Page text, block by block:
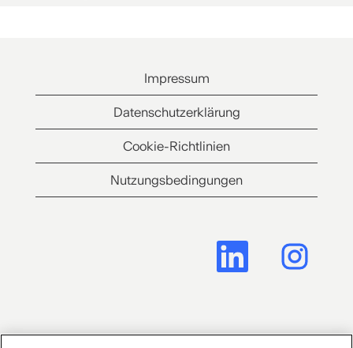
Impressum
Datenschutzerklärung
Cookie-Richtlinien
Nutzungsbedingungen
W
e
W
e